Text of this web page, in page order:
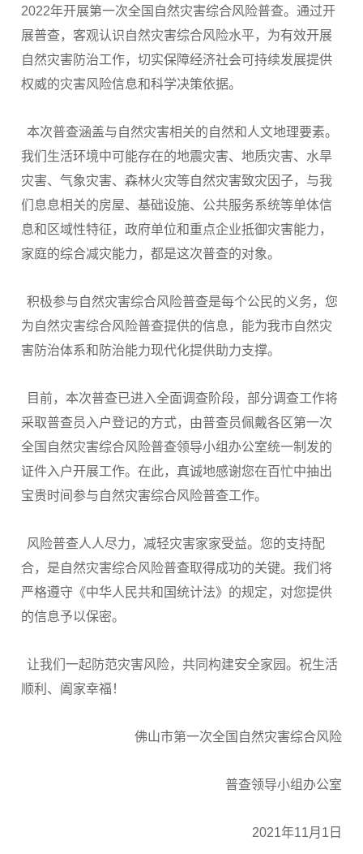
2022年开展第一次全国自然灾害综合风险普查。通过开
展普查，客观认识自然灾害综合风险水平，为有效开展
自然灾害防治工作，切实保障经济社会可持续发展提供
权威的灾害风险信息和科学决策依据。
本次普查涵盖与自然灾害相关的自然和人文地理要素。
我们生活环境中可能存在的地震灾害、地质灾害、水旱
灾害、气象灾害、森林火灾等自然灾害致灾因子，与我
们息息相关的房屋、基础设施、公共服务系统等单体信
息和区域性特征，政府单位和重点企业抵御灾害能力，
家庭的综合减灾能力，都是这次普查的对象。
积极参与自然灾害综合风险普查是每个公民的义务，您
为自然灾害综合风险普查提供的信息，能为我市自然灾
害防治体系和防治能力现代化提供助力支撑。
目前，本次普查已进入全面调查阶段，部分调查工作将
采取普查员入户登记的方式，由普查员佩戴各区第一次
全国自然灾害综合风险普查领导小组办公室统一制发的
证件入户开展工作。在此，真诚地感谢您在百忙中抽出
宝贵时间参与自然灾害综合风险普查工作。
风险普查人人尽力，减轻灾害家家受益。您的支持配
合，是自然灾害综合风险普查取得成功的关键。我们将
严格遵守《中华人民共和国统计法》的规定，对您提供
的信息予以保密。
让我们一起防范灾害风险，共同构建安全家园。祝生活
顺利、阖家幸福！
佛山市第一次全国自然灾害综合风险
普查领导小组办公室
2021年11月1日